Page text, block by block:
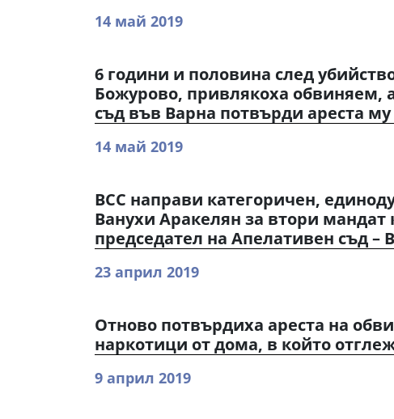
14 май 2019
6 години и половина след
Божурово, привлякоха обвиняем,
съд във Варна потвърди ареста му
14 май 2019
ВСС направи категоричен,
Ванухи Аракелян за втори мандат
председател на Апелативен съд –
23 април 2019
Отново потвърдиха ареста на
наркотици от дома, в който
9 април 2019